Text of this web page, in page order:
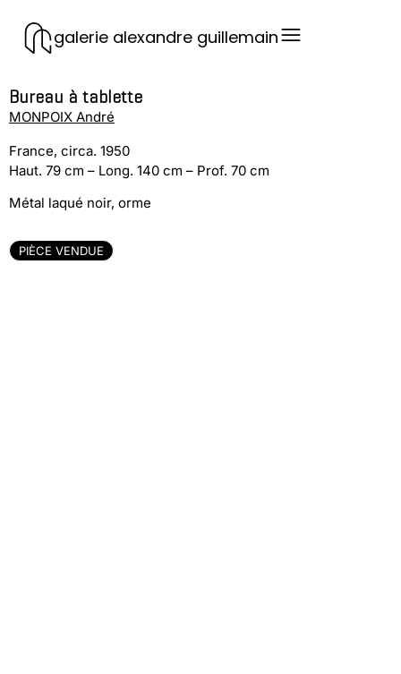
galerie alexandre guillemain
Bureau à tablette
MONPOIX André
France, circa. 1950
Haut. 79 cm – Long. 140 cm – Prof. 70 cm
Métal laqué noir, orme
PIÈCE VENDUE